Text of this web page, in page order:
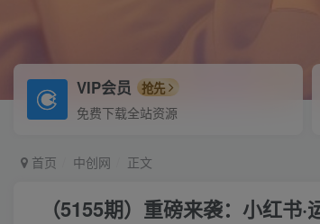
VIP会员 抢先
免费下载全站资源
首页 中创网 正文
（5155期）重磅来袭：小红